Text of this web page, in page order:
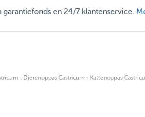
en 24/7 klantenservice.
· Dierenoppas Castricum · Kattenoppas